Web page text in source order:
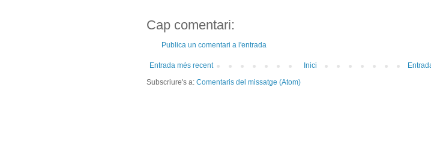
Cap comentari:
Publica un comentari a l'entrada
Entrada més recent
Inici
Subscriure's a: Comentaris del missatge (Atom)